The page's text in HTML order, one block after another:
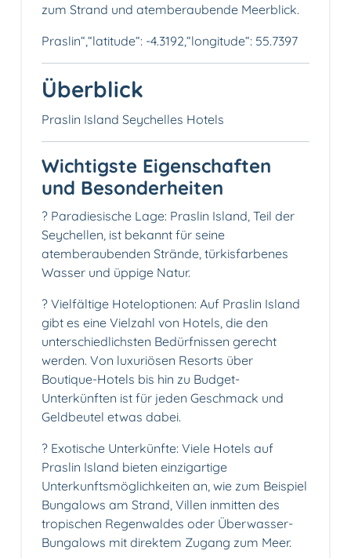
zum Strand und atemberaubende Meerblick.
Praslin“,“latitude“: -4.3192,“longitude“: 55.7397
Überblick
Praslin Island Seychelles Hotels
Wichtigste Eigenschaften
und Besonderheiten
? Paradiesische Lage: Praslin Island, Teil der
Seychellen, ist bekannt für seine
atemberaubenden Strände, türkisfarbenes
Wasser und üppige Natur.
? Vielfältige Hoteloptionen: Auf Praslin Island
gibt es eine Vielzahl von Hotels, die den
unterschiedlichsten Bedürfnissen gerecht
werden. Von luxuriösen Resorts über
Boutique-Hotels bis hin zu Budget-
Unterkünften ist für jeden Geschmack und
Geldbeutel etwas dabei.
? Exotische Unterkünfte: Viele Hotels auf
Praslin Island bieten einzigartige
Unterkunftsmöglichkeiten an, wie zum Beispiel
Bungalows am Strand, Villen inmitten des
tropischen Regenwaldes oder Überwasser-
Bungalows mit direktem Zugang zum Meer.